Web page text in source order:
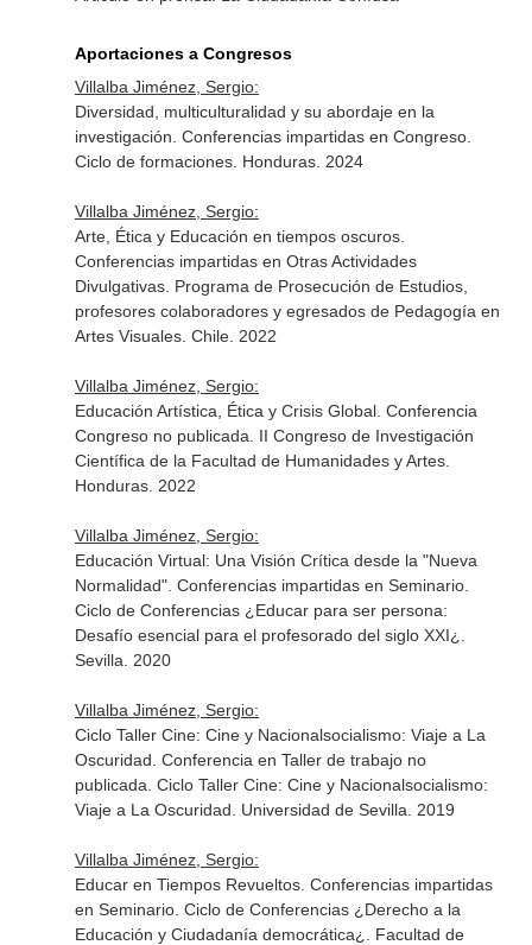
Aportaciones a Congresos
Villalba Jiménez, Sergio:
Diversidad, multiculturalidad y su abordaje en la
investigación. Conferencias impartidas en Congreso.
Ciclo de formaciones. Honduras. 2024
Villalba Jiménez, Sergio:
Arte, Ética y Educación en tiempos oscuros.
Conferencias impartidas en Otras Actividades
Divulgativas. Programa de Prosecución de Estudios,
profesores colaboradores y egresados de Pedagogía en
Artes Visuales. Chile. 2022
Villalba Jiménez, Sergio:
Educación Artística, Ética y Crisis Global. Conferencia
Congreso no publicada. II Congreso de Investigación
Científica de la Facultad de Humanidades y Artes.
Honduras. 2022
Villalba Jiménez, Sergio:
Educación Virtual: Una Visión Crítica desde la "Nueva
Normalidad". Conferencias impartidas en Seminario.
Ciclo de Conferencias ¿Educar para ser persona:
Desafío esencial para el profesorado del siglo XXI¿.
Sevilla. 2020
Villalba Jiménez, Sergio:
Ciclo Taller Cine: Cine y Nacionalsocialismo: Viaje a La
Oscuridad. Conferencia en Taller de trabajo no
publicada. Ciclo Taller Cine: Cine y Nacionalsocialismo:
Viaje a La Oscuridad. Universidad de Sevilla. 2019
Villalba Jiménez, Sergio:
Educar en Tiempos Revueltos. Conferencias impartidas
en Seminario. Ciclo de Conferencias ¿Derecho a la
Educación y Ciudadanía democrática¿. Facultad de